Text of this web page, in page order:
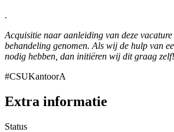
.
Acquisitie naar aanleiding van deze
behandeling genomen. Als wij de hulp van
nodig hebben, dan initiëren wij dit graag zelf!
#CSUKantoorA
Extra informatie
Status